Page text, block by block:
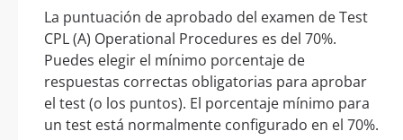
La puntuación de aprobado del examen de Test
CPL (A) Operational Procedures es del 70%.
Puedes elegir el mínimo porcentaje de
respuestas correctas obligatorias para aprobar
el test (o los puntos). El porcentaje mínimo para
un test está normalmente configurado en el 70%.